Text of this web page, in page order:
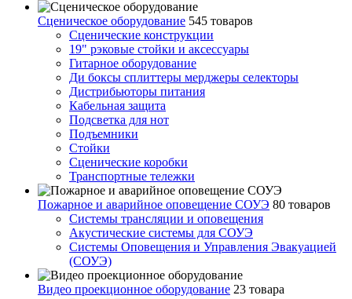
Сценическое оборудование 545 товаров
Сценические конструкции
19" рэковые стойки и аксесcуары
Гитарное оборудование
Ди боксы сплиттеры мерджеры селекторы
Дистрибьюторы питания
Кабельная защита
Подсветка для нот
Подъемники
Стойки
Сценические коробки
Транспортные тележки
Пожарное и аварийное оповещение СОУЭ 80 товаров
Cистемы трансляции и оповещения
Акустические системы для СОУЭ
Системы Оповещения и Управления Эвакуацией
(СОУЭ)
Видео проекционное оборудование 23 товара